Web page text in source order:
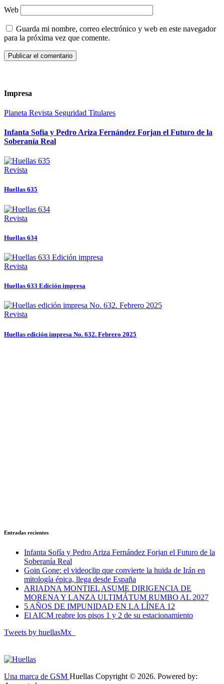
Web
Guarda mi nombre, correo electrónico y web en este navegador
para la próxima vez que comente.
Impresa
Planeta Revista Seguridad Titulares
Infanta Sofía y Pedro Ariza Fernández Forjan el Futuro de la
Soberanía Real
Revista
Huellas 635
Revista
Huellas 634
Revista
Huellas 633 Edición impresa
Revista
Huellas edición impresa No. 632. Febrero 2025
Entradas recientes
Infanta Sofía y Pedro Ariza Fernández Forjan el Futuro de la
Soberanía Real
Goin Gone: el videoclip que convierte la huida de Irán en
mitología épica, llega desde España
ARIADNA MONTIEL ASUME DIRIGENCIA DE
MORENA Y LANZA ULTIMÁTUM RUMBO AL 2027
5 AÑOS DE IMPUNIDAD EN LA LÍNEA 12
El AICM reabre los pisos 1 y 2 de su estacionamiento
Tweets by huellasMx_
Una marca de GSM Huellas Copyright © 2026. Powered by: